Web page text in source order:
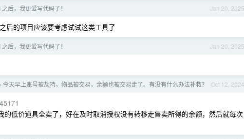
Jan 20, 2025
后，我更爱写代码了！
后的项目应该要考虑试试这类工具了
Jan 20, 2025
后，我更爱写代码了！
Oct 12, 2024
› 今天早上账号被劫持，物品被交易，余额也被交易走了。有没有什么办法补救？
低价道具全卖了，好在及时取消授权没有转移走售卖所得的余额，然后就每次